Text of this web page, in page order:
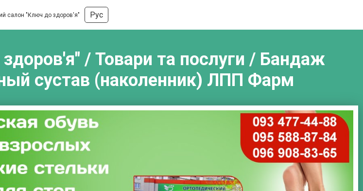
салон "Ключ до здоров'я" Рус
/ Товари та послуги / Бандаж
сустав (наколенник) ЛПП Фарм